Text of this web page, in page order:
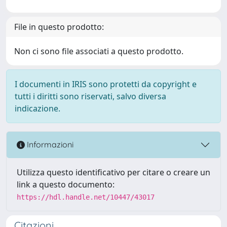
File in questo prodotto:
Non ci sono file associati a questo prodotto.
I documenti in IRIS sono protetti da copyright e
tutti i diritti sono riservati, salvo diversa
indicazione.
Informazioni
Utilizza questo identificativo per citare o creare un
link a questo documento:
https://hdl.handle.net/10447/43017